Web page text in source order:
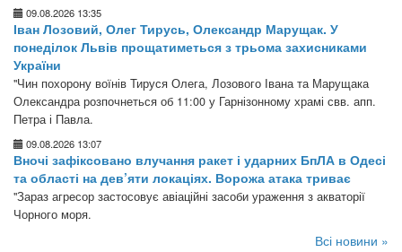
09.08.2026 13:35
Іван Лозовий, Олег Тирусь, Олександр Марущак. У
понеділок Львів прощатиметься з трьома захисниками
України
"Чин похорону воїнів Тируся Олега, Лозового Івана та Марущака
Олександра розпочнеться об 11:00 у Гарнізонному храмі свв. апп.
Петра і Павла.
09.08.2026 13:07
Вночі зафіксовано влучання ракет і ударних БпЛА в Одесі
та області на дев’яти локаціях. Ворожа атака триває
"Зараз агресор застосовує авіаційні засоби ураження з акваторії
Чорного моря.
Всі новини »